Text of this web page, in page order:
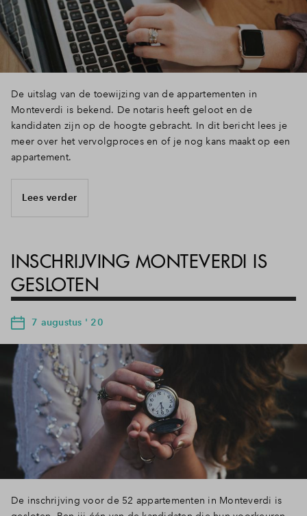
De uitslag van de toewijzing van de appartementen in
Monteverdi is bekend. De notaris heeft geloot en de
kandidaten zijn op de hoogte gebracht. In dit bericht lees je
meer over het vervolgproces en of je nog kans maakt op een
appartement.
Lees verder
INSCHRIJVING MONTEVERDI IS
GESLOTEN
7 augustus ' 20
De inschrijving voor de 52 appartementen in Monteverdi is